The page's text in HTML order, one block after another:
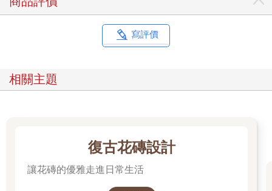
寫評價
相關主題
復古花磚設計
讓花磚的優雅走進日常生活